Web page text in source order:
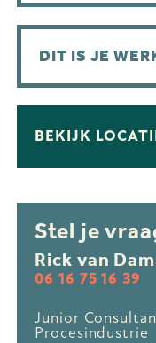
DIT IS JE
BEKIJK
Stel je
Rick van Dam
06 16 75 16 39
Junior
Procesindustrie